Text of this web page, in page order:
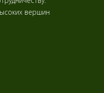
вершин